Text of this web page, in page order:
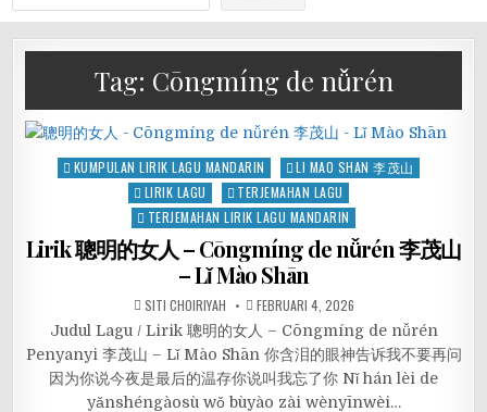
Tag: Cōngmíng de nǚrén
Posted
KUMPULAN LIRIK LAGU MANDARIN
LI MAO SHAN 李茂山
LIRIK LAGU
TERJEMAHAN LAGU
TERJEMAHAN LIRIK LAGU MANDARIN
Lirik 聰明的女人 – Cōngmíng de nǚrén 李茂山
– Lǐ Mào Shān
SITI CHOIRIYAH FEBRUARI 4, 2026
Judul Lagu / Lirik 聰明的女人 – Cōngmíng de nǚrén
Penyanyi 李茂山 – Lǐ Mào Shān 你含泪的眼神告诉我不要再问
因为你说今夜是最后的温存你说叫我忘了你 Nǐ hán lèi de
yǎnshéngàosù wǒ bùyào zài wènyīnwèi…